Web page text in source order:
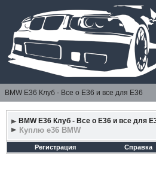
BMW E36 Клуб - Все о Е36 и все для Е36
BMW E36 Клуб - Все о Е36 и все для
Куплю е36 BMW
Регистрация Справка